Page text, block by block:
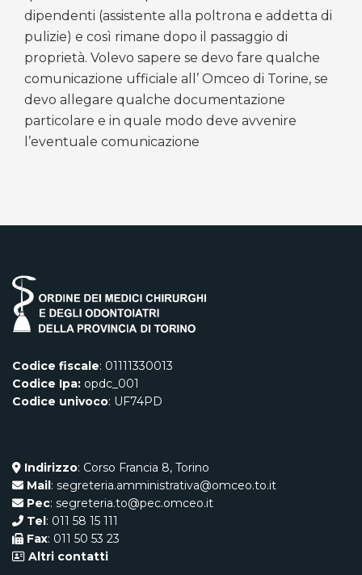
dipendenti (assistente alla poltrona e addetta di
pulizie) e così rimane dopo il passaggio di
proprietà. Volevo sapere se devo fare qualche
comunicazione ufficiale all’ Omceo di Torine, se
devo allegare qualche documentazione
particolare e in quale modo deve avvenire
l’eventuale comunicazione
Codice fiscale: 01111330013
Codice Ipa: opdc_001
Codice univoco: UF74PD
Indirizzo: Corso Francia 8, Torino
Mail: segreteria.amministrativa@omceo.to.it
Pec: segreteria.to@pec.omceo.it
Tel: 011 58 15 111
Fax: 011 50 53 23
Altri contatti